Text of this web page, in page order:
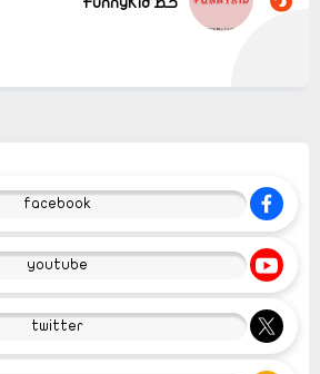
facebook
youtube
twitter